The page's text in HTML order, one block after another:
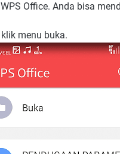
Office. Anda bisa
menu buka.